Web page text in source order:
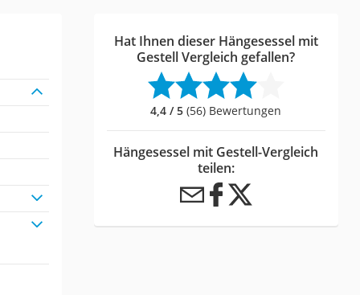
Hat Ihnen dieser Hängesessel mit
Gestell Vergleich gefallen?
4,4 / 5 (56) Bewertungen
Hängesessel mit Gestell-Vergleich
teilen: